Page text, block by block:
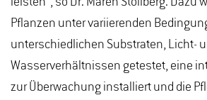
Pflanzen unter variierenden
unterschiedlichen Substraten, Licht-
Wasserverhältnissen getestet, eine
zur Überwachung installiert und die